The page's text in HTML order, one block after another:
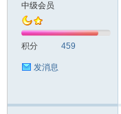
中级会员
积分 459
发消息